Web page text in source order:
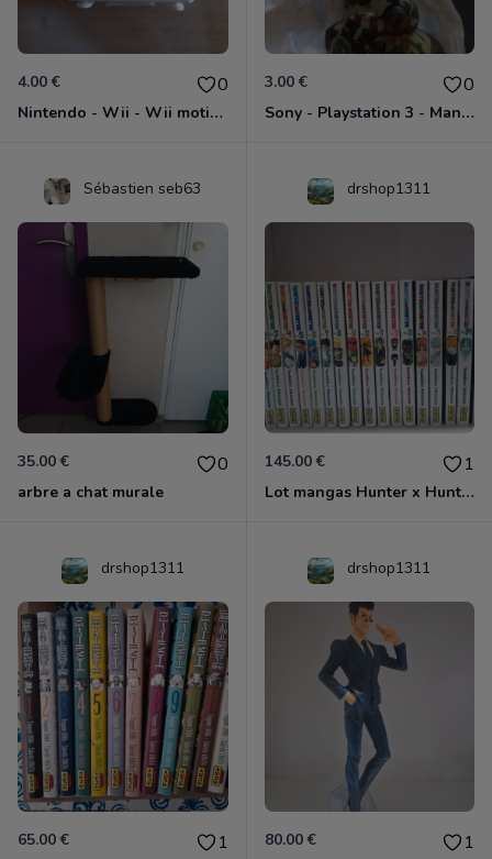
4.00 € 0
Nintendo - Wii - Wii motion plus (non officiel)
3.00 € 0
Sony - Playstation 3 - Manette bluetooth
Sébastien seb63
35.00 € 0
arbre a chat murale
drshop1311
145.00 € 1
Lot mangas Hunter x Hunter – tomes 1 à 14 + 17 et 18 , 34 à 37
drshop1311
65.00 € 1
drshop1311
80.00 € 1